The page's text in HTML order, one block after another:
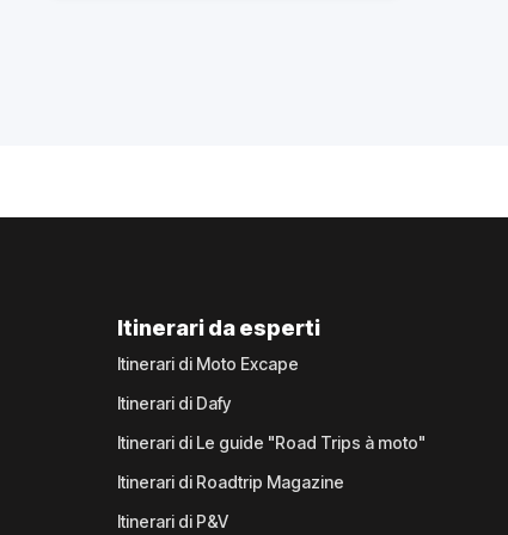
Itinerari da esperti
Itinerari di Moto Excape
Itinerari di Dafy
Itinerari di Le guide "Road Trips à moto"
Itinerari di Roadtrip Magazine
Itinerari di P&V